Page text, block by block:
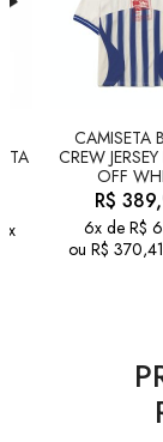
CAMISETA
CREW
OFF
R$
6x de R$
ou R$ 370,41